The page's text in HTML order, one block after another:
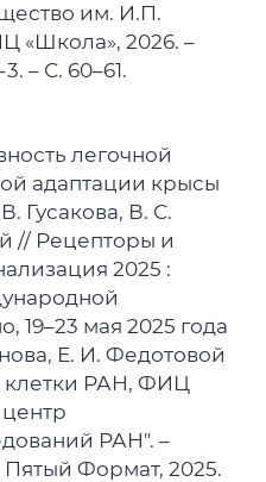
им. И.П.
«Школа», 2026. –
– С. 60–61.
легочной
адаптации крысы
Гусакова, В. С.
// Рецепторы и
2025 :
мая 2025 года
Е. И. Федотовой
клетки РАН, ФИЦ
РАН". –
Формат, 2025.